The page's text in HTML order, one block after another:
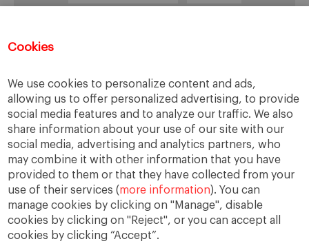
Cookies
We use cookies to personalize content and ads,
allowing us to offer personalized advertising, to provide
social media features and to analyze our traffic. We also
share information about your use of our site with our
social media, advertising and analytics partners, who
may combine it with other information that you have
provided to them or that they have collected from your
use of their services (more information). You can
manage cookies by clicking on "Manage", disable
cookies by clicking on "Reject", or you can accept all
cookies by clicking “Accept”.
Enlaces
Cátedra de Empresa Familiar
IESE Insight
Videoteca de Empresa Familiar